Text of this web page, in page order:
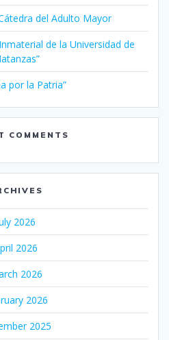
del Adulto Mayor
de la Universidad de
por la Patria”
COMMENTS
2026
2026
2026
2026
2025